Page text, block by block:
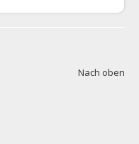
Nach oben